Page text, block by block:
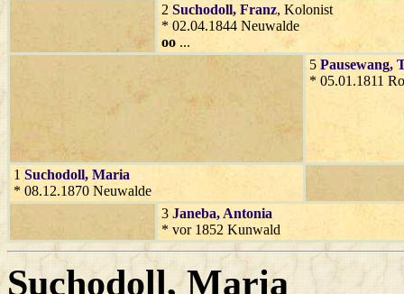
2 Suchodoll, Franz, Kolonist
* 02.04.1844 Neuwalde
oo ...
5 Pausewang,
* 05.01.1811
1 Suchodoll, Maria
* 08.12.1870 Neuwalde
3 Janeba, Antonia
* vor 1852 Kunwald
Suchodoll, Maria